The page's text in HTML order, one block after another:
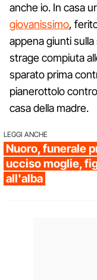
anche io. In casa
giovanissimo,
appena giunti
strage compiuta
sparato prima
pianerottolo
casa della madre.
LEGGI ANCHE
Nuoro, funerale
ucciso moglie,
all'alba